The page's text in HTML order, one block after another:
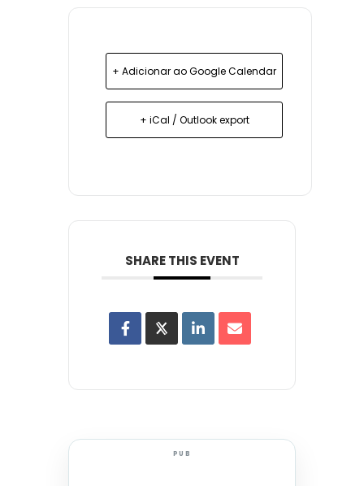
+ Adicionar ao Google Calendar
+ iCal / Outlook export
SHARE THIS EVENT
PUB